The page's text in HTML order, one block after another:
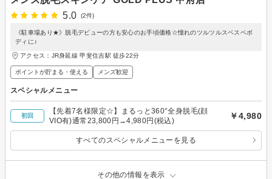
5.0
(2件)
《駐車場あり★》脱毛デビューの方も安心のお手頃価格☆憧れのツルツルスベスベボ
ディに♪
アクセス：JR身延線 甲斐住吉駅 徒歩22分
ポイントが貯まる・使える メンズ歓迎
スペシャルメニュー
初回
【先着7名様限定☆】まるっと360°全身脱毛(顔
VIO有)通常23,800円→4,980円(税込)
￥4,980
すべてのスペシャルメニューを見る
その他の情報を表示